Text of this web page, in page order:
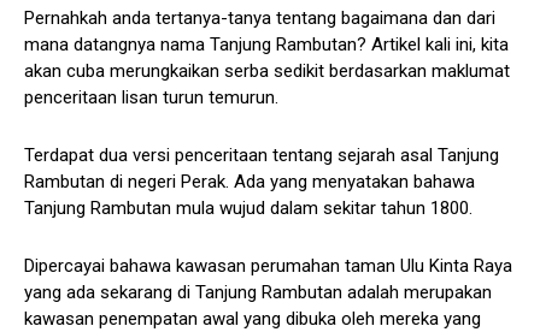
Pernahkah anda tertanya-tanya tentang bagaimana dan dari
mana datangnya nama Tanjung Rambutan? Artikel kali ini, kita
akan cuba merungkaikan serba sedikit berdasarkan maklumat
penceritaan lisan turun temurun.
Terdapat dua versi penceritaan tentang sejarah asal Tanjung
Rambutan di negeri Perak. Ada yang menyatakan bahawa
Tanjung Rambutan mula wujud dalam sekitar tahun 1800.
Dipercayai bahawa kawasan perumahan taman Ulu Kinta Raya
yang ada sekarang di Tanjung Rambutan adalah merupakan
kawasan penempatan awal yang dibuka oleh mereka yang